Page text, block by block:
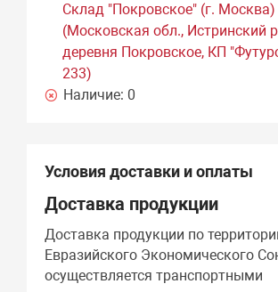
Склад "Покровское" (г. Москва)
(Московская обл., Истринский
деревня Покровское, КП
233)
Наличие: 0
Условия доставки и оплаты
Доставка продукции
Доставка продукции по
Евразийского Экономического
осуществляется транспортными